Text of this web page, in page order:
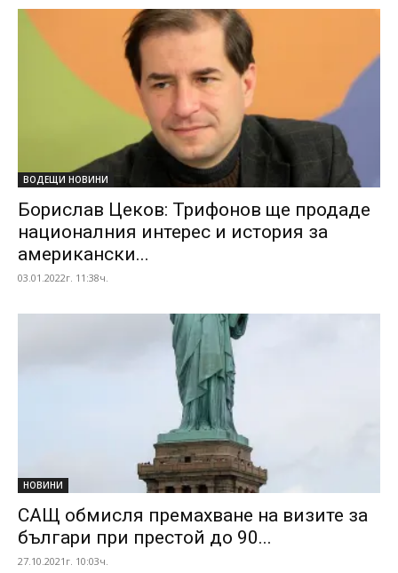
ВОДЕЩИ НОВИНИ
Борислав Цеков: Трифонов ще продаде
националния интерес и история за
американски...
03.01.2022г. 11:38ч.
НОВИНИ
САЩ обмисля премахване на визите за
българи при престой до 90...
27.10.2021г. 10:03ч.